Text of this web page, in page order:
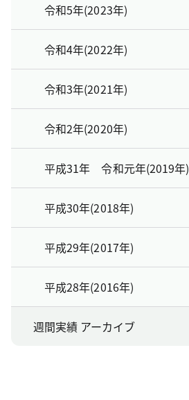
令和5年(2023年)
令和4年(2022年)
令和3年(2021年)
令和2年(2020年)
平成31年 令和元年(2019年)
平成30年(2018年)
平成29年(2017年)
平成28年(2016年)
週間実績 アーカイブ